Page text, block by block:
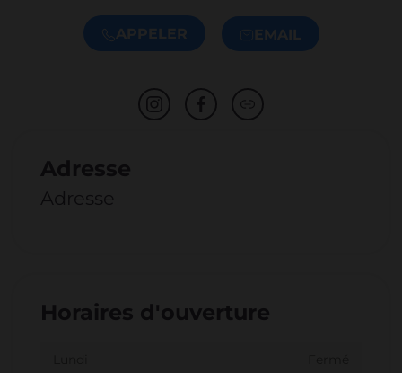
APPELER EMAIL
Adresse
Adresse
Horaires d'ouverture